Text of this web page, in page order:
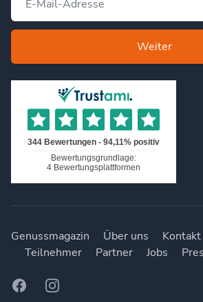
Weiter
Genussmagazin Über uns Kontakt
Teilnehmer
Partner Jobs
FacebookInstagram